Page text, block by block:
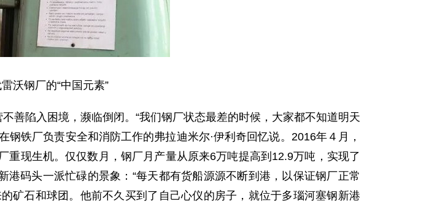
沃钢厂的“中国元素”
陷入困境，濒临倒闭。“我们钢厂状态最差的时候，大家都不知道明天
铁厂负责安全和消防工作的弗拉迪米尔·伊利奇回忆说。2016年４月，
现生机。仅仅数月，钢厂月产量从原来6万吨提高到12.9万吨，实现了
码头一派忙碌的景象：“每天都有货船源源不断到港，以保证钢厂正常
矿石和球团。他前不久买到了自己心仪的房子，就位于多瑙河塞钢新港